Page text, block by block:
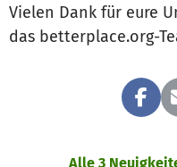
Vielen Dank für eure
das betterplace.org-
Alle 3